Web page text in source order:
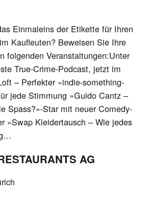
Einmaleins der Etikette für Ihren
Kaufleuten? Beweisen Sie Ihre
folgenden Veranstaltungen:Unter
True-Crime-Podcast, jetzt im
– Perfekter «indie-something-
jede Stimmung »Guido Cantz –
Spass?»-Star mit neuer Comedy-
»Swap Kleidertausch – Wie jedes
AG